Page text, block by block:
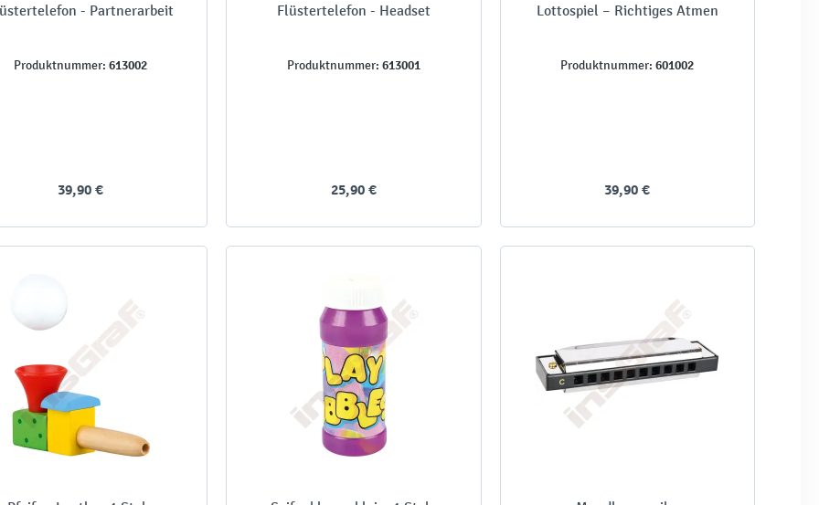
- Partnerarbeit
Produktnummer: 613002
39,90 €
Flüstertelefon - Headset
Produktnummer: 613001
25,90 €
Lottospiel – Richtiges Atmen
Produktnummer: 601002
39,90 €